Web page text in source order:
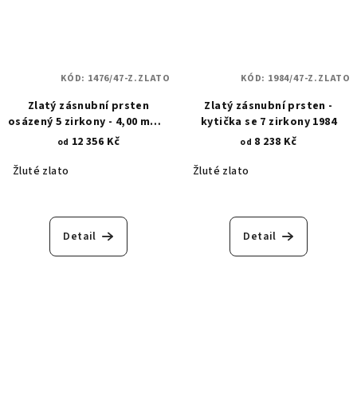
Zlatý zásnubní prsten
osázený 5 zirkony - 4,00 mm a
1,40 mm 1476
od 12 356 Kč
Žluté zlato
Detail
KÓD: 1476/47-Z.ZLATO
Zlatý zásnubní prsten -
kytička se 7 zirkony 1984
od 8 238 Kč
Žluté zlato
Detail
KÓD: 1984/47-Z.ZLATO